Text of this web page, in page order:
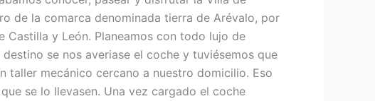
de la comarca denominada tierra de Arévalo, por
Castilla y León. Planeamos con todo lujo de
se nos averiase el coche y tuviésemos que
taller mecánico cercano a nuestro domicilio. Eso
se lo llevasen. Una vez cargado el coche